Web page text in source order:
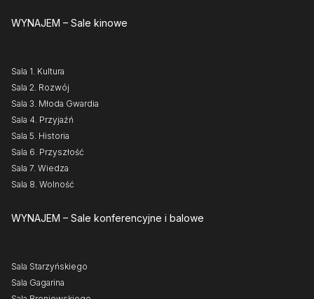
WYNAJEM – Sale kinowe
Sala 1. Kultura
Sala 2. Rozwój
Sala 3. Młoda Gwardia
Sala 4. Przyjaźń
Sala 5. Historia
Sala 6. Przyszłość
Sala 7. Wiedza
Sala 8. Wolność
WYNAJEM – Sale konferencyjne i balowe
Sala Starzyńskiego
Sala Gagarina